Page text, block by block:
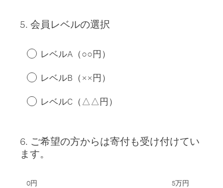
Question
5. 会員レベルの選択
レベルA（○○円）
レベルB（××円）
レベルC（△△円）
Question
Title
6. ご希望の方からは寄付も受け付けてい
ます。
0円 5万円